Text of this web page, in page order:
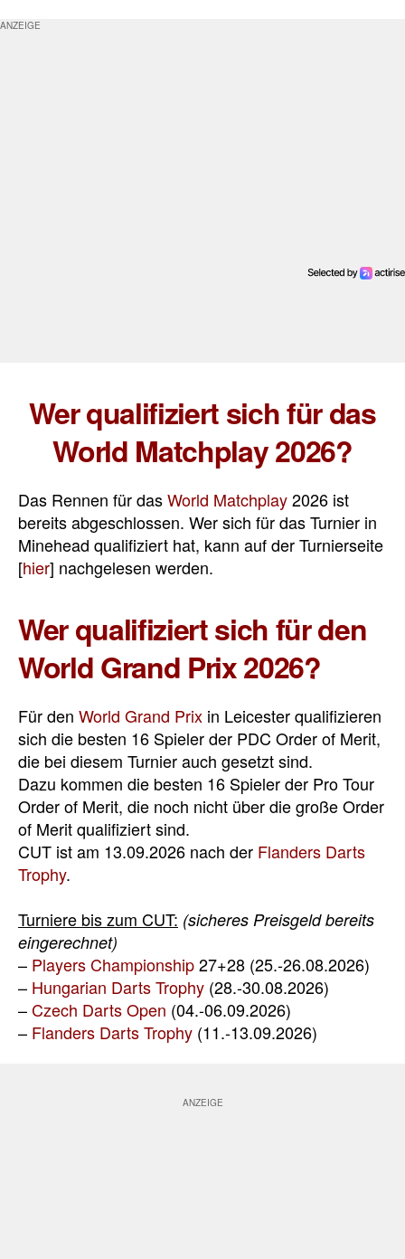
Wer qualifiziert sich für das
World Matchplay 2026?
Das Rennen für dasWorld Matchplay2026 ist
bereits abgeschlossen. Wer sich für das Turnier in
Minehead qualifiziert hat, kann auf der Turnierseite
[hier] nachgelesen werden.
Wer qualifiziert sich für den
World Grand Prix 2026?
Für den World Grand Prix in Leicester qualifizieren
sich die besten 16 Spieler der PDC Order of Merit,
die bei diesem Turnier auch gesetzt sind.
Dazu kommen die besten 16 Spieler der Pro Tour
Order of Merit, die noch nicht über die große Order
of Merit qualifiziert sind.
CUT ist am 13.09.2026 nach der Flanders Darts
Trophy.
Turniere bis zum CUT: (sicheres Preisgeld bereits
eingerechnet)
– Players Championship27+28 (25.-26.08.2026)
– Hungarian Darts Trophy (28.-30.08.2026)
–Czech Darts Open (04.-06.09.2026)
– Flanders Darts Trophy (11.-13.09.2026)